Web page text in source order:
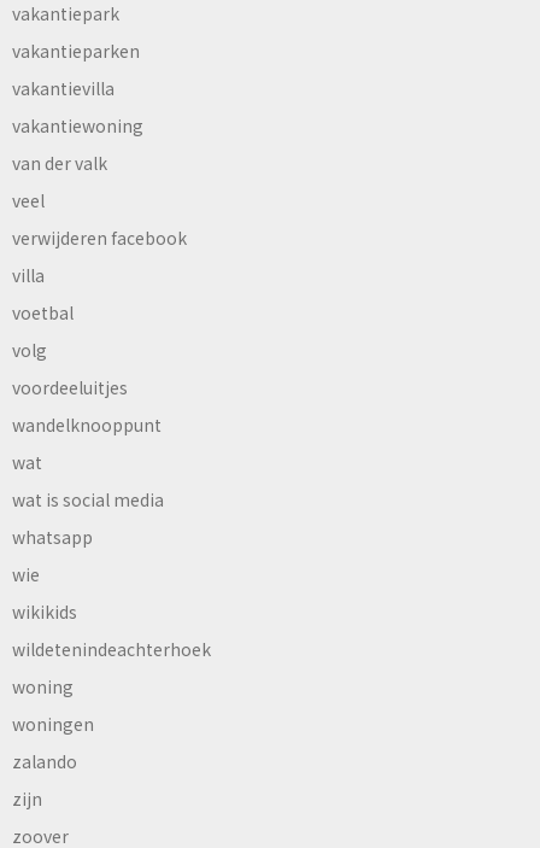
vakantiepark
vakantieparken
vakantievilla
vakantiewoning
van der valk
veel
verwijderen facebook
villa
voetbal
volg
voordeeluitjes
wandelknooppunt
wat
wat is social media
whatsapp
wie
wikikids
wildetenindeachterhoek
woning
woningen
zalando
zijn
zoover